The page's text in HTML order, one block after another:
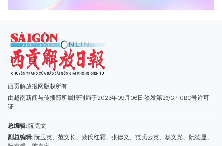
副总编辑: 阮玉英、范文长、裴氏红霜、张德义、范氏云英、杨文光、阮德显、
阮克强、陈嘉宝
主编: 阮玉英
社址: 胡志明市棋盘坊阮氏明开街432-434号
总台: (028) 39294091 - 转 060
热线: 096.558.1888
编辑部: (028) 39294092 - 转 060
电子信箱
广告部
(028) 38334185
quangcaohoavan09@gmail.com;